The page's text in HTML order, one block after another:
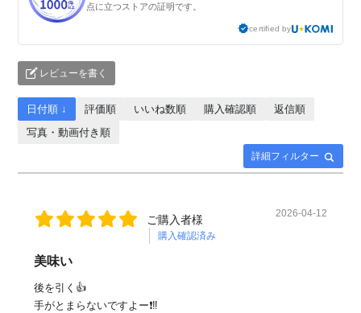
点に立つストアの証明です。
certified by
レビューを書く
詳細フィルター
日付順 ↓ 評価順 いいね数順 購入確認順
返信順
写真・動画付き順
ご購入者様
購入確認済み
2026-04-12
美味い
後を引く👍
手がとまらないですよー❗️‼️